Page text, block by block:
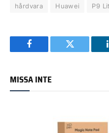
hårdvara Huawei P9
Facebook Twitter
MISSA INTE